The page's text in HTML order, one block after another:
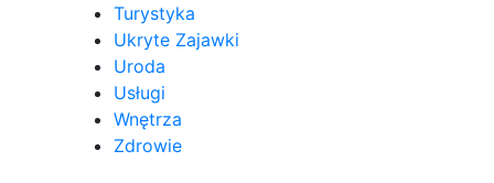
Turystyka
Ukryte Zajawki
Uroda
Usługi
Wnętrza
Zdrowie